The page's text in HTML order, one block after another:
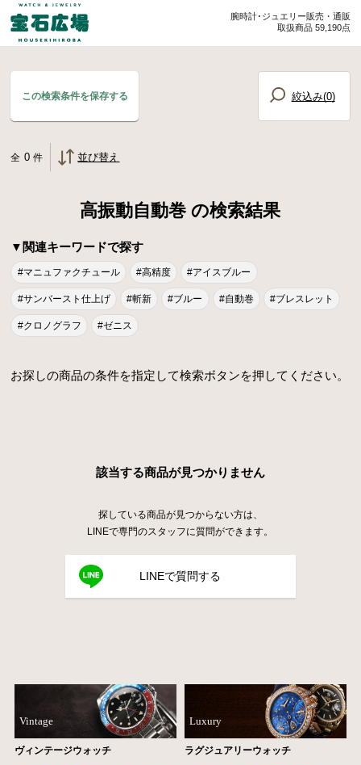
腕時計･ジュエリー販売・通販
取扱商品 59,190点
この検索条件を保存する 絞込み(0)
全 0 件 並び替え
高振動自動巻 の検索結果
▼関連キーワードで探す
#マニュファクチュール #高精度 #アイスブルー
#サンバースト仕上げ #斬新 #ブルー #自動巻 #ブレスレット
#クロノグラフ #ゼニス
お探しの商品の条件を指定して検索ボタンを押してください。
該当する商品が見つかりません
探している商品が見つからない方は、
LINEで専門のスタッフに質問ができます。
LINEで質問する
Vintage
ヴィンテージウォッチ
Luxury
ラグジュアリーウォッチ